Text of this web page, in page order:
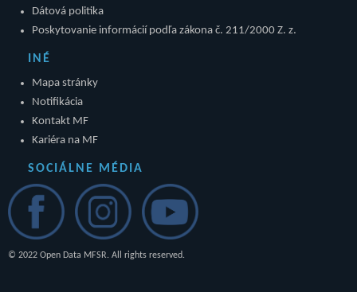
Dátová politika
Poskytovanie informácií podľa zákona č. 211/2000 Z. z.
INÉ
Mapa stránky
Notifikácia
Kontakt MF
Kariéra na MF
SOCIÁLNE MÉDIA
© 2022 Open Data MFSR. All rights reserved.